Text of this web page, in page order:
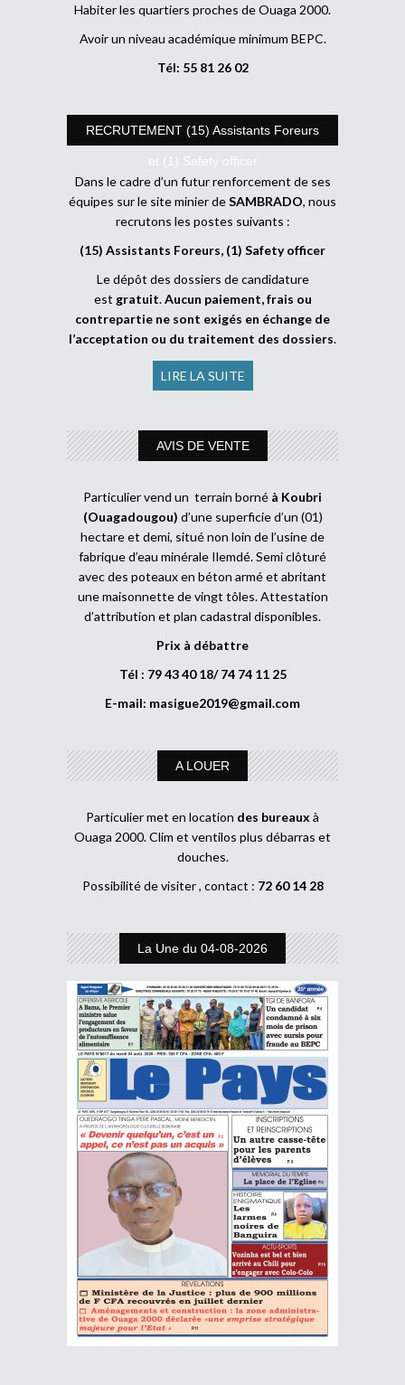
Habiter les quartiers proches de Ouaga 2000.
Avoir un niveau académique minimum BEPC.
Tél: 55 81 26 02
RECRUTEMENT (15) Assistants Foreurs
et (1) Safety officer
Dans le cadre d’un futur renforcement de ses
équipes sur le site minier deSAMBRADO, nous
recrutons les postes suivants :
(15) Assistants Foreurs, (1) Safety officer
Le dépôt des dossiers de candidature
est gratuit.Aucun paiement, frais ou
contrepartie ne sont exigés en échange de
l’acceptation ou du traitement des dossiers.
LIRE LA SUITE
AVIS DE VENTE
Particulier vend un terrain borné à Koubri
(Ouagadougou) d’une superficie d’un (01)
hectare et demi, situé non loin de l’usine de
fabrique d’eau minérale Ilemdé. Semi clôturé
avec des poteaux en béton armé et abritant
une maisonnette de vingt tôles. Attestation
d’attribution et plan cadastral disponibles.
Prix à débattre
Tél : 79 43 40 18/ 74 74 11 25
E-mail: masigue2019@gmail.com
A LOUER
Particulier met en location des bureaux à
Ouaga 2000. Clim et ventilos plus débarras et
douches.
Possibilité de visiter , contact : 72 60 14 28
La Une du 04-08-2026